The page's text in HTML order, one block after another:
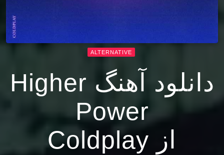
ALTERNATIVE
دانلود آهنگ Higher
Power
از Coldplay